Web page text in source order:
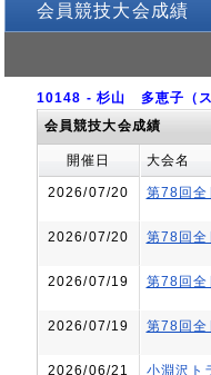
会員競技大会成績
10148 - 杉山 多恵子（
会員競技大会成績
開催日 大会名
2026/07/20 第78回
2026/07/20 第78回
2026/07/19 第78回
2026/07/19 第78回
2026/06/21 小淵沢ト